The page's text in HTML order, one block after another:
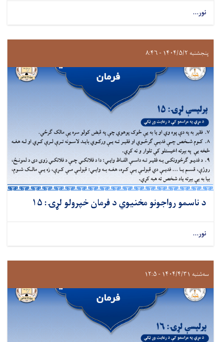
نور...
پنجشنبه ۱۴۰۴/۵/۲ - ۸:۴۶
د ناسمو رواجونو مخنیوي د فرمان خپرولو لړۍ: ۱۵
نور...
سه‌شنبه ۱۴۰۴/۴/۳۱ - ۱۲:۵